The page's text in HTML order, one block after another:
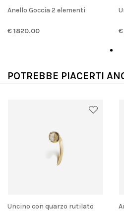
Anello Goccia 2 elementi
€ 1820.00 €
POTREBBE PIACERTI
Uncino con quarzo rutilato